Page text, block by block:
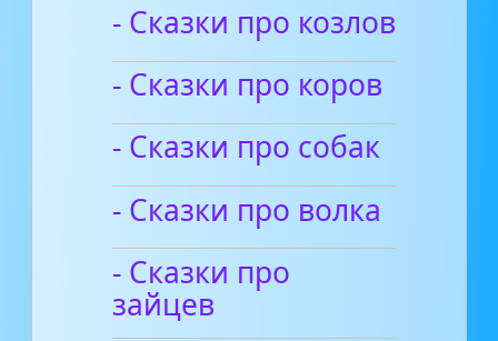
- Сказки про козлов
- Сказки про коров
- Сказки про собак
- Сказки про волка
- Сказки про
зайцев